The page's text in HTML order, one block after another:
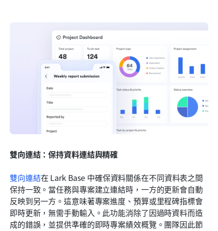
雙向連結：保持資料連結與精確
雙向連結在 Lark Base 中確保資料關係在不同資料表之間
保持一致。當任務與專案建立連結時，一方的更新會自動
反映到另一方。這意味著專案進度、預算或里程碑指標會
即時更新，無需手動輸入。此功能消除了因過時資料而造
成的錯誤，並提供準確的即時專案績效概覽。團隊因此節